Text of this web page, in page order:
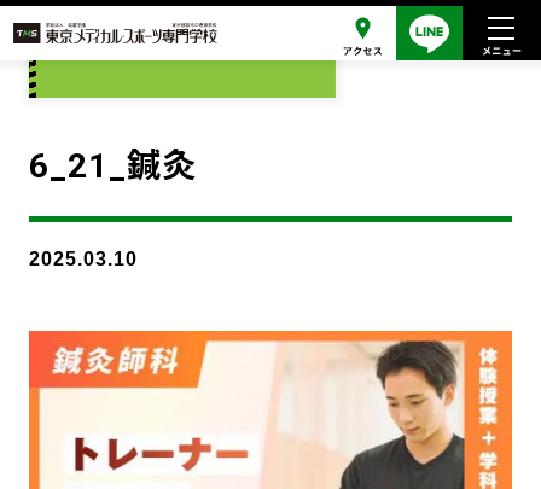
添付ファイル
6_21_鍼灸
2025.03.10